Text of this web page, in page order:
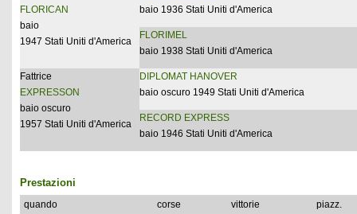
FLORICAN
baio
1947 Stati Uniti d'America
baio 1936 Stati Uniti d'America
FLORIMEL
baio 1938 Stati Uniti d'America
Fattrice
EXPRESSON
baio oscuro
1957 Stati Uniti d'America
DIPLOMAT HANOVER
baio oscuro 1949 Stati Uniti d'America
RECORD EXPRESS
baio 1946 Stati Uniti d'America
Prestazioni
quando corse vittorie
piazz.